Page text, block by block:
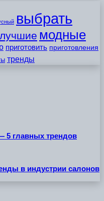
выбрать
лучшие модные
приготовить приготовления
тренды
5 главных трендов
в индустрии салонов